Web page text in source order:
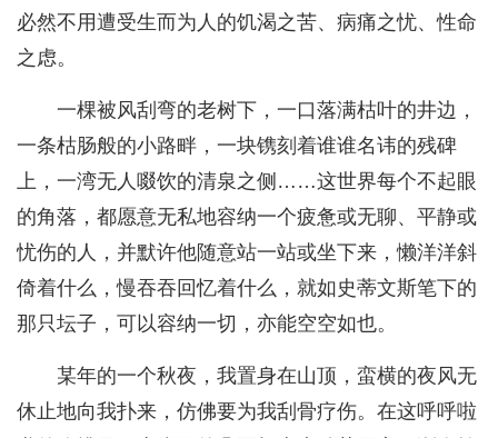
必然不用遭受生而为人的饥渴之苦、病痛之忧、性命
之虑。
一棵被风刮弯的老树下，一口落满枯叶的井边，
一条枯肠般的小路畔，一块镌刻着谁谁名讳的残碑
上，一湾无人啜饮的清泉之侧……这世界每个不起眼
的角落，都愿意无私地容纳一个疲惫或无聊、平静或
忧伤的人，并默许他随意站一站或坐下来，懒洋洋斜
倚着什么，慢吞吞回忆着什么，就如史蒂文斯笔下的
那只坛子，可以容纳一切，亦能空空如也。
某年的一个秋夜，我置身在山顶，蛮横的夜风无
休止地向我扑来，仿佛要为我刮骨疗伤。在这呼呼啦